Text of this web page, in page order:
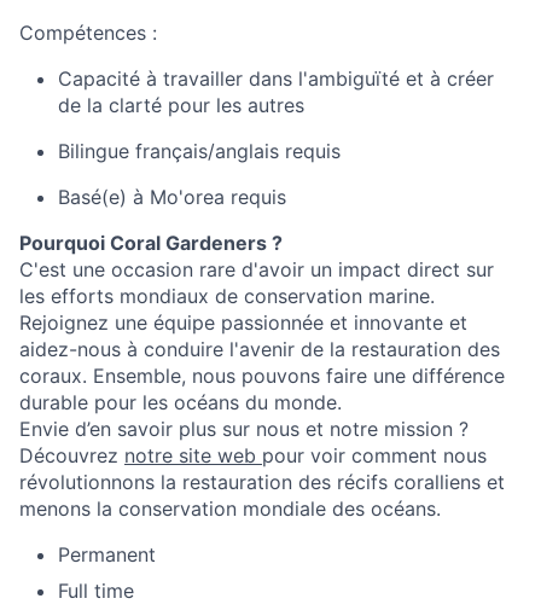
Compétences :
Capacité à travailler dans l'ambiguïté et à créer
de la clarté pour les autres
Bilingue français/anglais requis
Basé(e) à Mo'orea requis
Pourquoi Coral Gardeners ?
C'est une occasion rare d'avoir un impact direct sur
les efforts mondiaux de conservation marine.
Rejoignez une équipe passionnée et innovante et
aidez-nous à conduire l'avenir de la restauration des
coraux. Ensemble, nous pouvons faire une différence
durable pour les océans du monde.
Envie d’en savoir plus sur nous et notre mission ?
Découvrez notre site web pour voir comment nous
révolutionnons la restauration des récifs coralliens et
menons la conservation mondiale des océans.
Permanent
Full time